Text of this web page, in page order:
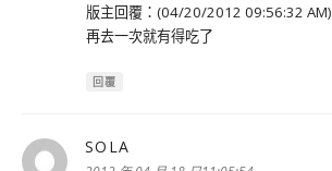
版主回覆：(04/20/2012 09:56:32 AM)
再去一次就有得吃了
回覆
SOLA